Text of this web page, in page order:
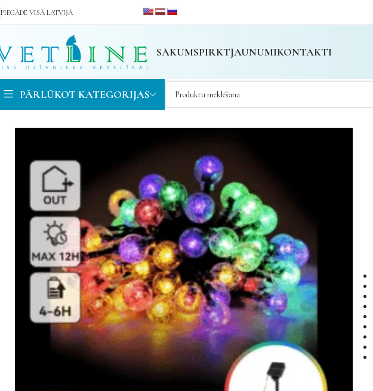
PIEGĀDE VISĀ LATVIJĀ
SĀKUMSPIRKTJAUNUMIKONTAKTI
PĀRLŪKOT KATEGORIJAS